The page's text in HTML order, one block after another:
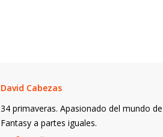
David Cabezas
34 primaveras. Apasionado del mundo
Fantasy a partes iguales.